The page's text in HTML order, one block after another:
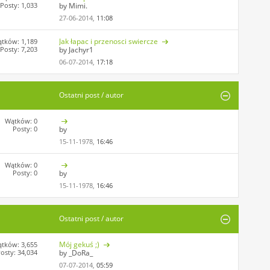
Posty: 1,033
by Mimi.
27-06-2014, 11:08
1,189
Posty: 7,203
Jak łapac i przenosci swiercze
by Jachyr1
06-07-2014, 17:18
Ostatni post / autor
Wątków: 0
Posty: 0
by
15-11-1978, 16:46
Wątków: 0
Posty: 0
by
15-11-1978, 16:46
Ostatni post / autor
3,655
34,034
Mój gekuś ;)
by _DoRa_
07-07-2014,05:59